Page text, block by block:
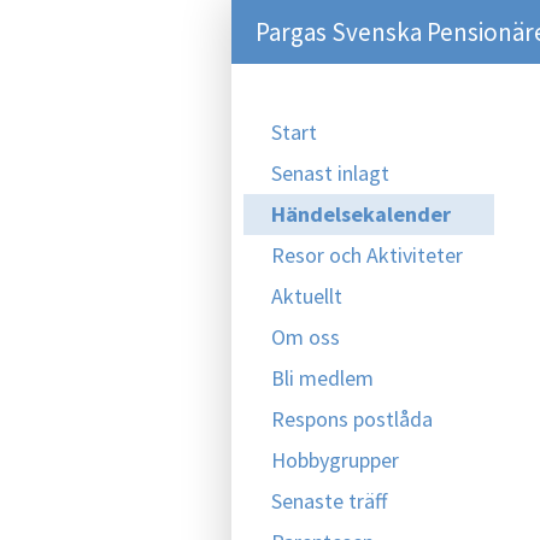
Pargas Svenska
Start
Senast inlagt
Händelsekalender
Resor och Aktiviteter
Aktuellt
Om oss
Bli medlem
Respons postlåda
Hobbygrupper
Senaste träff